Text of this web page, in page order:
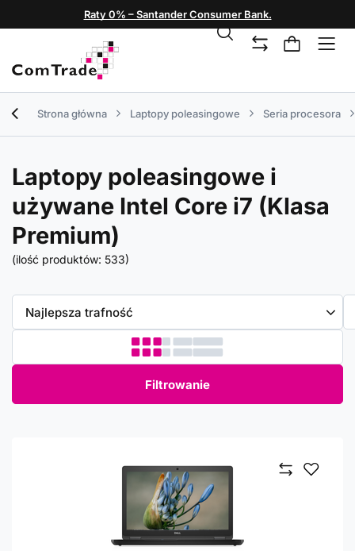
Raty 0% – Santander Consumer Bank.
Strona główna Laptopy poleasingowe Seria procesora
Laptopy poleasingowe i
używane Intel Core i7 (Klasa
Premium)
(ilość produktów: 533)
Zmień sortowanie
Najlepsza trafność
Filtrowanie